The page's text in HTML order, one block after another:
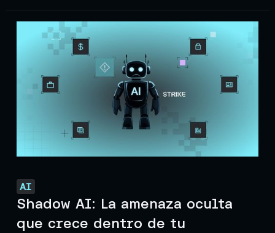
AI
Shadow AI: La amenaza oculta
que crece dentro de tu